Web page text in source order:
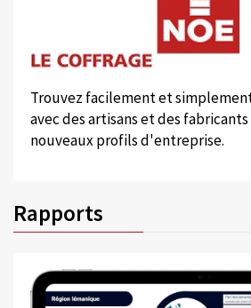
Trouvez facilement et
avec des artisans et des
nouveaux profils d'entreprise.
Rapports